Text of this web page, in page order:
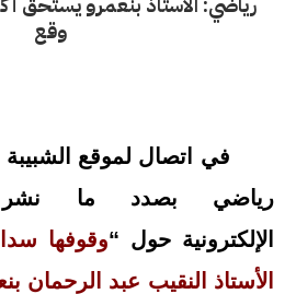
وقع
في اتصال لموقع
رياضي بصدد ما نشر
الإلكترونيةحول “وقوفها
الأستاذ النقيب عبد الرحمان